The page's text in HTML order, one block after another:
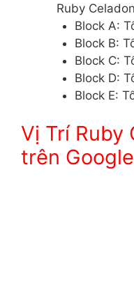
Ruby
Block A:
Block B:
Block C:
Block D:
Block E:
Vị Trí Ruby
trên